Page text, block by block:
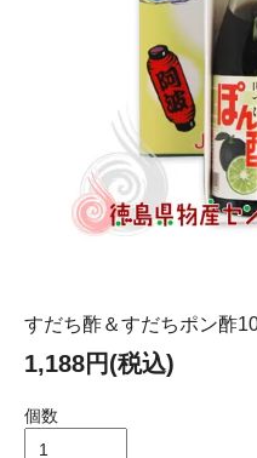
すだち酢＆すだちポン酢
1,188円(税込)
個数